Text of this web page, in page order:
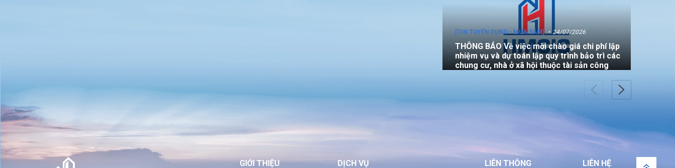
[TIN TUYỂN DỤNG - MUA SẮM] 24/07/2026
THÔNG BÁO Về việc mời chào giá chi phí lập
nhiệm vụ và dự toán lập quy trình bảo trì các
chung cư, nhà ở xã hội thuộc tài sản công
THÔNG BÁO V/v mời các đơn vị tham gia
thực hiện gói thầu: “Đo đạc chỉnh lý bản đồ
địa chính (bản vẽ sơ đồ vị trí) đối với căn hộ
GIỚI THIỆU DỊCH VỤ LIÊN THÔNG LIÊN HỆ